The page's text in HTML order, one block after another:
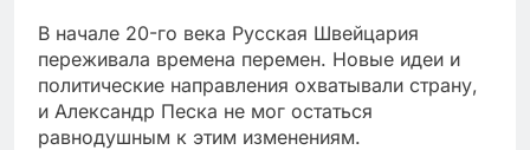
В начале 20-го века Русская Швейцария
переживала времена перемен. Новые идеи и
политические направления охватывали страну,
и Александр Песка не мог остаться
равнодушным к этим изменениям.